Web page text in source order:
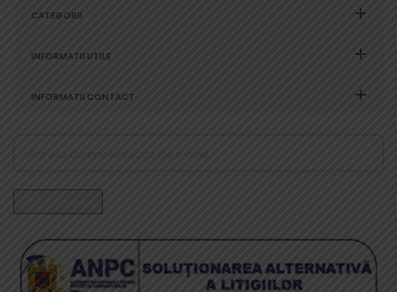
CATEGORII
INFORMATII UTILE
INFORMATII CONTACT